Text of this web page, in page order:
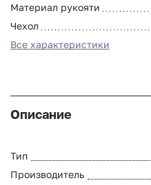
Материал рукояти
Чехол
Все характеристики
Описание
Тип
Производитель